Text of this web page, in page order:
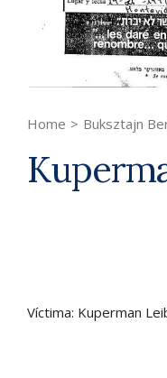
Home > Buksztajn
Víctima: Kuperman